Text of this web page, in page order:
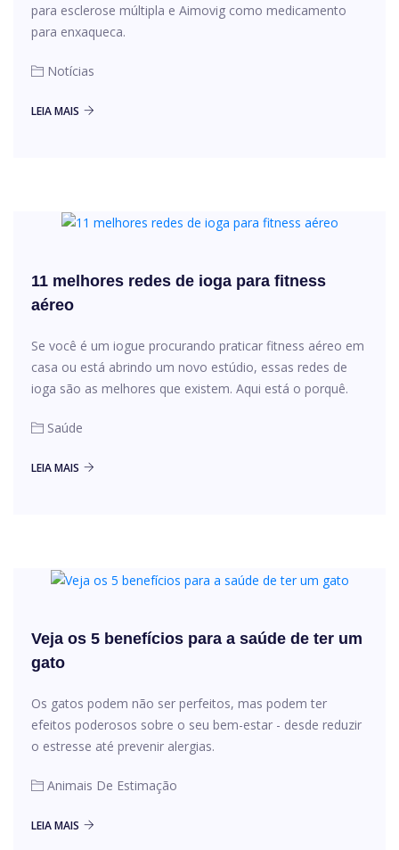
para esclerose múltipla e Aimovig como medicamento
para enxaqueca.
Notícias
LEIA MAIS
11 melhores redes de ioga para fitness
aéreo
Se você é um iogue procurando praticar fitness aéreo em
casa ou está abrindo um novo estúdio, essas redes de
ioga são as melhores que existem. Aqui está o porquê.
Saúde
LEIA MAIS
Veja os 5 benefícios para a saúde de ter um
gato
Os gatos podem não ser perfeitos, mas podem ter
efeitos poderosos sobre o seu bem-estar - desde reduzir
o estresse até prevenir alergias.
Animais De Estimação
LEIA MAIS